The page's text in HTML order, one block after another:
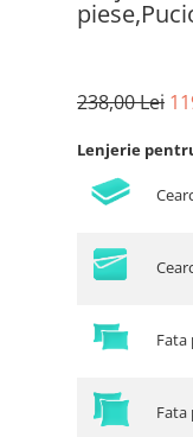
238,00 Lei
Lenjerie
Fata
Fata